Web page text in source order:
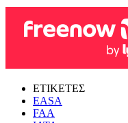
ΕΤΙΚΕΤΕΣ
EASA
FAA